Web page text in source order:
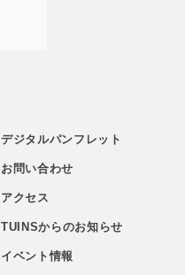
デジタルパンフレット
お問い合わせ
アクセス
TUINSからのお知らせ
イベント情報